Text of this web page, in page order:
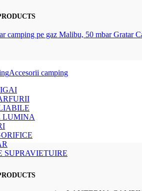
Gratar
Accesorii camping
LUMINA
SUPRAVIETUIRE